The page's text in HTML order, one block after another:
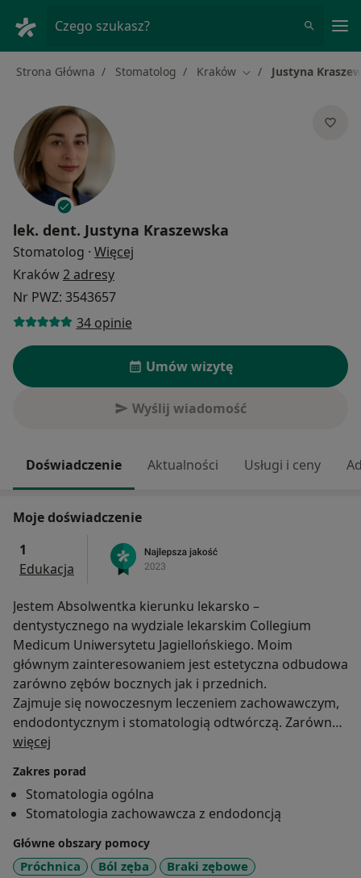
Czego szukasz?
Strona Główna Stomatolog Kraków Zmień miasto
Justyna
lek. dent. Justyna Kraszewska
Stomatolog · Więcej
Kraków2 adresy
Nr PWZ: 3543657
34 opinie
Umów wizytę
Wyślij wiadomość
Doświadczenie Aktualności Usługi i ceny
Moje doświadczenie
1
Edukacja
Jestem Absolwentka kierunku lekarsko –
dentystycznego na wydziale lekarskim Collegium
Medicum Uniwersytetu Jagiellońskiego. Moim
głównym zainteresowaniem jest estetyczna odbudowa
zarówno zębów bocznych jak i przednich.
Zajmuje się nowoczesnym leczeniem zachowawczym,
endodontycznym i stomatologią odtwórczą. Zarówno
wypełnienia jak i leczenie endodontyczna wykonuje w
osłonie koferdamu. Taka praca umożliwia precyzyjne i
bezpieczne przeprowadzenie procedury nawet w
najbardziej skomplikowanych przypadkach.
Stale pogłębiam wiedzę i podnoszę swoje kwalifikacje,
uczestnicząc w licznych konferencjach i kursach.
więcej
Zakres porad
Stomatologia ogólna
Stomatologia zachowawcza z endodoncją
Główne obszary pomocy
Próchnica Ból zęba
Braki zębowe